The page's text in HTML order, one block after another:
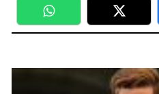
WhatsApp Twitter